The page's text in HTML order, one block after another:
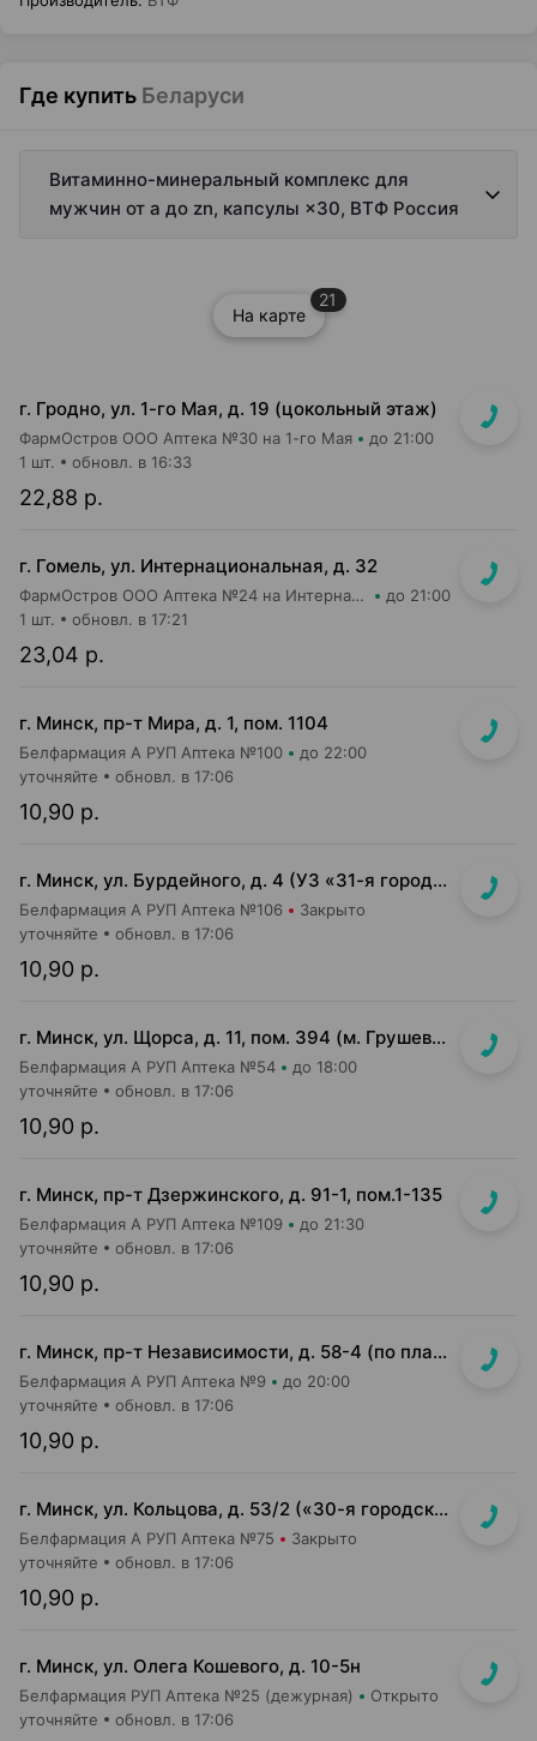
Где купить Беларуси
Витаминно-минеральный комплекс для
мужчин от а до zn, капсулы ×30, ВТФ Россия
На карте
21
г. Гродно, ул. 1-го Мая, д. 19 (цокольный этаж)
ФармОстров ООО Аптека №30 на 1-го Мая до 21:00
22,88 р.
1 шт. обновл. в 16:33
г. Гомель, ул. Интернациональная, д. 32
ФармОстров ООО Аптека №24 на Интернациональной до 21:00
23,04 р.
1 шт. обновл. в 17:21
г. Минск, пр-т Мира, д. 1, пом. 1104
Белфармация А РУП Аптека №100 до 22:00
10,90 р.
уточняйте обновл. в 17:06
г. Минск, ул. Бурдейного, д. 4 (УЗ «31-я городская п-ка»)
Белфармация А РУП Аптека №106 Закрыто
10,90 р.
уточняйте обновл. в 17:06
г. Минск, ул. Щорса, д. 11, пом. 394 (м. Грушевка)
Белфармация А РУП Аптека №54 до 18:00
10,90 р.
уточняйте обновл. в 17:06
г. Минск, пр-т Дзержинского, д. 91-1, пом.1-135
Белфармация А РУП Аптека №109 до 21:30
10,90 р.
уточняйте обновл. в 17:06
г. Минск, пр-т Независимости, д. 58-4 (по плану пом. 1-7,9)<br>Общий вход с кофейней Варка (Varka) и ПОНПУШКА
Белфармация А РУП Аптека №9 до 20:00
10,90 р.
уточняйте обновл. в 17:06
г. Минск, ул. Кольцова, д. 53/2 («30-я городская поликлиника»)
Белфармация А РУП Аптека №75 Закрыто
10,90 р.
уточняйте обновл. в 17:06
г. Минск, ул. Олега Кошевого, д. 10-5н
Белфармация РУП Аптека №25 (дежурная) Открыто
уточняйте обновл. в 17:06